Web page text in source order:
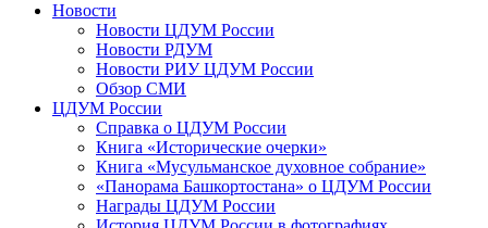
Новости
Новости ЦДУМ России
Новости РДУМ
Новости РИУ ЦДУМ России
Обзор СМИ
ЦДУМ России
Справка о ЦДУМ России
Книга «Исторические очерки»
Книга «Мусульманское духовное собрание»
«Панорама Башкортостана» о ЦДУМ России
Награды ЦДУМ России